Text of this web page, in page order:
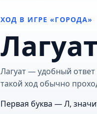
ХОД В ИГРЕ «ГОРОДА»
Лагуат — удобный ответ
такой ход обычно
Первая буква — Л,